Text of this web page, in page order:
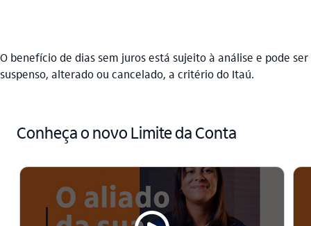
O benefício de dias sem juros está sujeito à análise e pode ser
suspenso, alterado ou cancelado, a critério do Itaú.
Conheça o novo Limite da Conta